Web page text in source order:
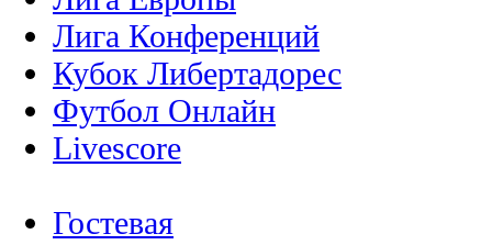
Лига Конференций
Кубок Либертадорес
Футбол Онлайн
Livescore
Гостевая